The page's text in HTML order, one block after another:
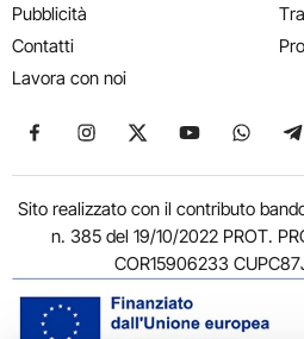
Pubblicità
Contatti
Lavora con noi
Seguici su Facebook
Seguici su Instagram
Seguici su X
Seguici su
Seguici
Sito realizzato con il contributo
n. 385 del 19/10/2022 PROT.
COR15906233